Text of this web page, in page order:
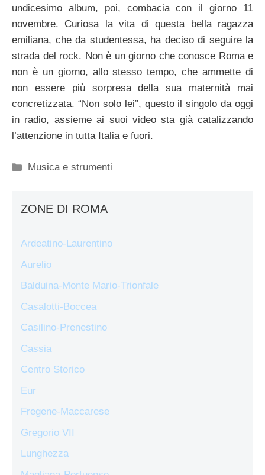
undicesimo album, poi, combacia con il giorno 11
novembre. Curiosa la vita di questa bella ragazza
emiliana, che da studentessa, ha deciso di seguire la
strada del rock. Non è un giorno che conosce Roma e
non è un giorno, allo stesso tempo, che ammette di
non essere più sorpresa della sua maternità mai
concretizzata. “Non solo lei”, questo il singolo da oggi
in radio, assieme ai suoi video sta già catalizzando
l’attenzione in tutta Italia e fuori.
Categorie
Musica e strumenti
ZONE DI ROMA
Ardeatino-Laurentino
Aurelio
Balduina-Monte Mario-Trionfale
Casalotti-Boccea
Casilino-Prenestino
Cassia
Centro Storico
Eur
Fregene-Maccarese
Gregorio VII
Lunghezza